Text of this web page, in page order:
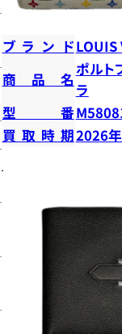
ブランドLOUIS
商品名
ポルト
ラ
型番
買取時期2026